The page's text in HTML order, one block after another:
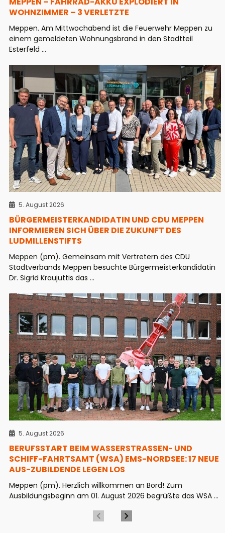
WOHNZIMMER – 3 VERLETZTE
Meppen. Am Mittwochabend ist die Feuerwehr Meppen zu
einem gemeldeten Wohnungsbrand in den Stadtteil
Esterfeld ...
5. August 2026
BÜRGERMEISTERKANDIDATIN UND CDU MEPPEN
INFORMIEREN SICH ÜBER DIE ZUKUNFT DES
LUDMILLENSTIFTS
Meppen (pm). Gemeinsam mit Vertretern des CDU
Stadtverbands Meppen besuchte Bürgermeisterkandidatin
Dr. Sigrid Kraujuttis das ...
5. August 2026
BERUFSSTART BEIM WASSERSTRASSEN- UND S
CHIFF-FAHRTSAMT (WSA) EMS-NORDSEE: 17 NEUE A
US-ZUBILDENDE LEGEN LOS
Meppen (pm). Herzlich willkommen an Bord! Zum
Ausbildungsbeginn am 01. August 2026 begrüßte das WSA ...